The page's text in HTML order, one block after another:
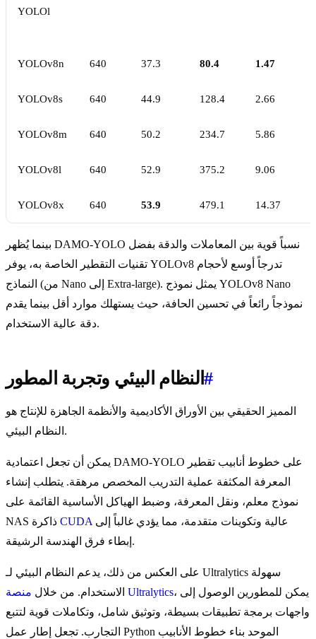
YOLOl
YOLOv8n 640 37.3 80.4 1.47
YOLOv8s 640 44.9 128.4 2.66
YOLOv8m 640 50.2 234.7 5.86
YOLOv8l 640 52.9 375.2 9.06
YOLOv8x 640 53.9 479.1 14.37
بينما يُظهر DAMO-YOLO نسباً قوية بين المعاملات والدقة بفضل
تقنيات التقطير الخاصة به، يوفر YOLOv8 تدرجاً أوسع لأحجام
النماذج (من Nano إلى Extra-large). يمثل نموذج YOLOv8 Nano
نموذجاً رائعاً في تحسين الحافة، حيث يستهلك موارد أقل بينما يقدم
دقة عالية الاستخدام.
النظام البيئي وتجربة المطور#
المميز الحقيقي بين الأوراق الأكاديمية والأنظمة الجاهزة للإنتاج هو
النظام البيئي.
يمكن أن تجعل اعتمادية DAMO-YOLO على خطوط أنابيب تقطير
المعرفة المكثفة عملية التدريب المخصص مرهقة. يتطلب إنشاء
نموذج معلم، ونقل المعرفة، وضبط الهياكل الأساسية القائمة على
CUDA
إبطاء فرق الهندسة الرشيقة.
على العكس من ذلك، يدعم النظام البيئي لـ Ultralytics سهولة
الاستخدام. من خلال منصة Ultralytics، يمكن للمطورين الوصول إلى
واجهات برمجة تطبيقات بسيطة، وتوثيق شامل، وتكاملات قوية لتتبع
التجارب. تجعل إطار عمل Python الموحد بناء خطوط الأنابيب